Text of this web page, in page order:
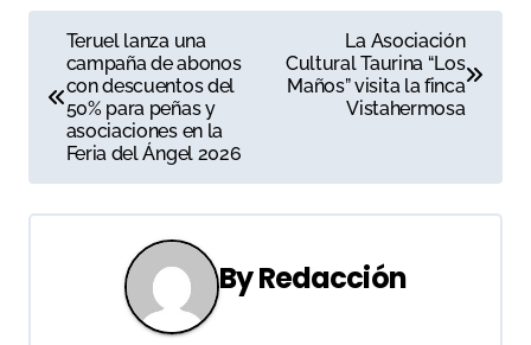
a
e
g
Teruel lanza una
campaña de abonos
con descuentos del
50% para peñas y
asociaciones en la
Feria del Ángel 2026
La Asociación
Cultural Taurina “Los
Maños” visita la finca
Vistahermosa
ByRedacción